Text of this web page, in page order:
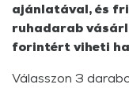
ajánlatával, és
ruhadarab
forintért viheti
Válasszon 3